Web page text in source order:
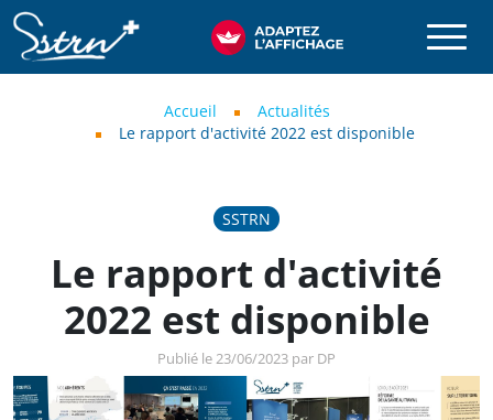
Aller au contenu principal
SSTRN
Accueil
Actualités
Le rapport d'activité 2022 est disponible
SSTRN
Le rapport d'activité
2022 est disponible
Publié le 23/06/2023 par DP